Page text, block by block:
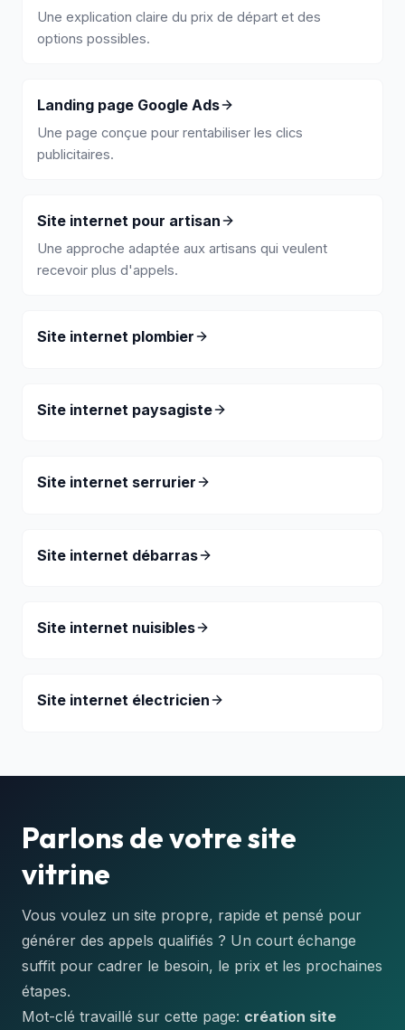
Une explication claire du prix de départ et des
options possibles.
Landing page Google Ads
Une page conçue pour rentabiliser les clics
publicitaires.
Site internet pour artisan
Une approche adaptée aux artisans qui veulent
recevoir plus d'appels.
Site internet plombier
Site internet paysagiste
Site internet serrurier
Site internet débarras
Site internet nuisibles
Site internet électricien
Parlons de votre site
vitrine
Vous voulez un site propre, rapide et pensé pour
générer des appels qualifiés ? Un court échange
suffit pour cadrer le besoin, le prix et les prochaines
étapes.
Mot-clé travaillé sur cette page: création site